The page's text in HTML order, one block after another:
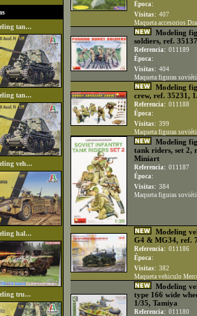
tan...
tan...
veh...
hal...
tru...
Época:
Visitas: 407
Maqueta accesorios
Modeling
soldiers, ref.
Referencia: 011189
Época:
Visitas: 404
Maqueta figuras
Modeling
crew, ref. 35231,
Referencia: 011188
Época:
Visitas: 399
Maqueta figuras
Modeling
tank riders, set 2,
Miniart
Referencia: 011187
Época:
Visitas: 384
Maqueta figuras
Modeling
G4 & MG34, ref.
Referencia: 011186
Época:
Visitas: 382
Maqueta vehiculo
Modeling
type 166 wide
1/35, Tamiya
Referencia: 011180